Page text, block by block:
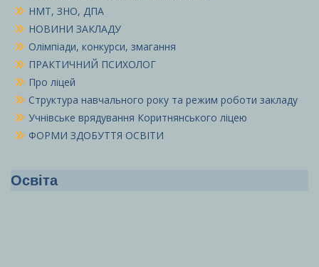
НМТ, ЗНО, ДПА
НОВИНИ ЗАКЛАДУ
Олімпіади, конкурси, змагання
ПРАКТИЧНИЙ ПСИХОЛОГ
Про ліцей
Структура навчального року та режим роботи закладу
Учнівське врядування Коритнянського ліцею
ФОРМИ ЗДОБУТТЯ ОСВІТИ
Освіта